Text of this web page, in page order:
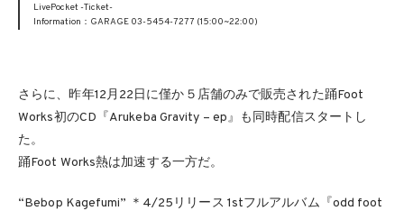
LivePocket -Ticket-
Information：GARAGE 03-5454-7277 (15:00~22:00)
さらに、昨年12月22日に僅か５店舗のみで販売された踊Foot
Works初のCD『Arukeba Gravity – ep』も同時配信スタートし
た。
踊Foot Works熱は加速する一方だ。
“Bebop Kagefumi” ＊4/25リリース 1stフルアルバム『odd foot